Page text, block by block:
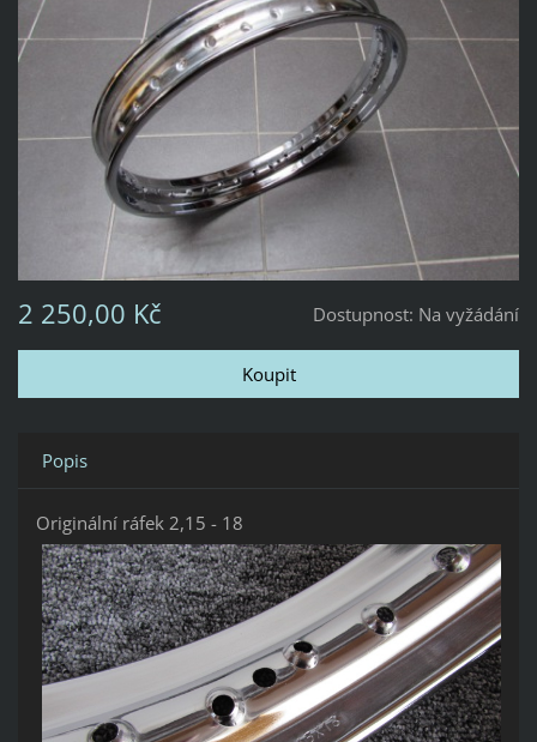
Dostupnost: Na vyžádání
2 250,00 Kč
Popis
Originální ráfek 2,15 - 18